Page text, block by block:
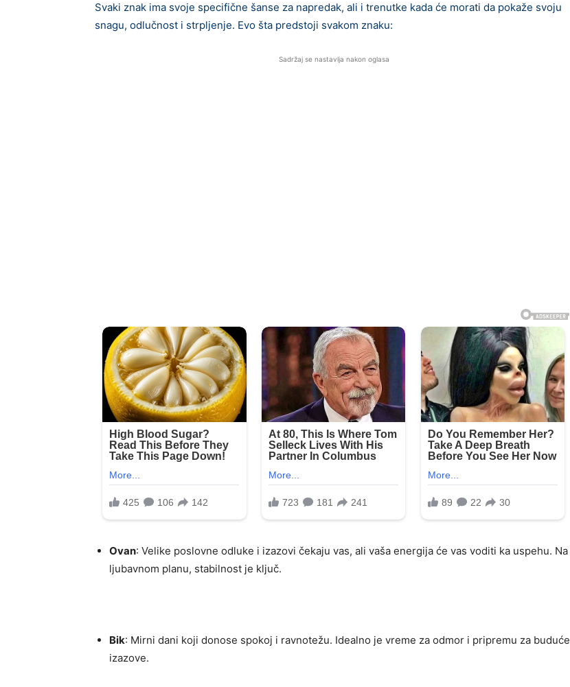
Svaki znak ima svoje specifične šanse za napredak, ali i trenutke kada će morati da pokaže svoju
snagu, odlučnost i strpljenje. Evo šta predstoji svakom znaku:
Sadržaj se nastavlja nakon oglasa
Ovan: Velike poslovne odluke i izazovi čekaju vas, ali vaša energija će vas voditi ka uspehu. Na
ljubavnom planu, stabilnost je ključ.
Bik: Mirni dani koji donose spokoj i ravnotežu. Idealno je vreme za odmor i pripremu za buduće
izazove.